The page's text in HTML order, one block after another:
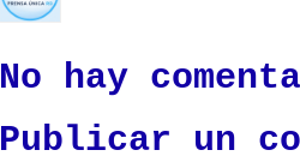
No hay
Publicar un